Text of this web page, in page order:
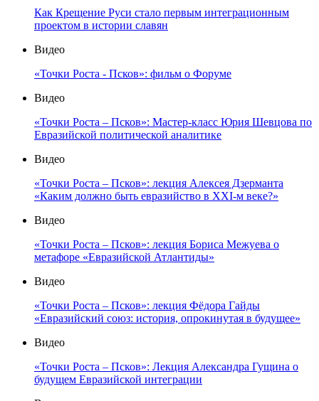
Как Крещение Руси стало первым интеграционным
проектом в истории славян
Видео
«Точки Роста - Псков»: фильм о Форуме
Видео
«Точки Роста – Псков»: Мастер-класс Юрия Шевцова по
Евразийской политической аналитике
Видео
«Точки Роста – Псков»: лекция Алексея Дзерманта
«Каким должно быть евразийство в XXI-м веке?»
Видео
«Точки Роста – Псков»: лекция Бориса Межуева о
метафоре «Евразийской Атлантиды»
Видео
«Точки Роста – Псков»: лекция Фёдора Гайды
«Евразийский союз: история, опрокинутая в будущее»
Видео
«Точки Роста – Псков»: Лекция Александра Гущина о
будущем Евразийской интеграции